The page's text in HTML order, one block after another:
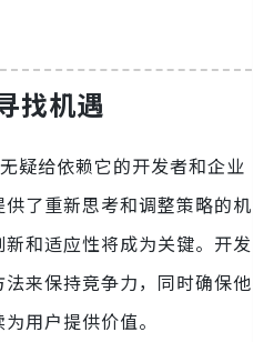
找机遇
无疑给依赖它的开发者和企业
了重新思考和调整策略的机
和适应性将成为关键。开发
来保持竞争力，同时确保他
用户提供价值。